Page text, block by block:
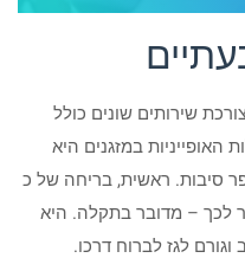
שירותים שונים כולל
האופייניות במזגנים היא
סיבות. ראשית, בריחה של כ
לכך – מדובר בתקלה. היא
וגורם לגז לברוח דרכו.